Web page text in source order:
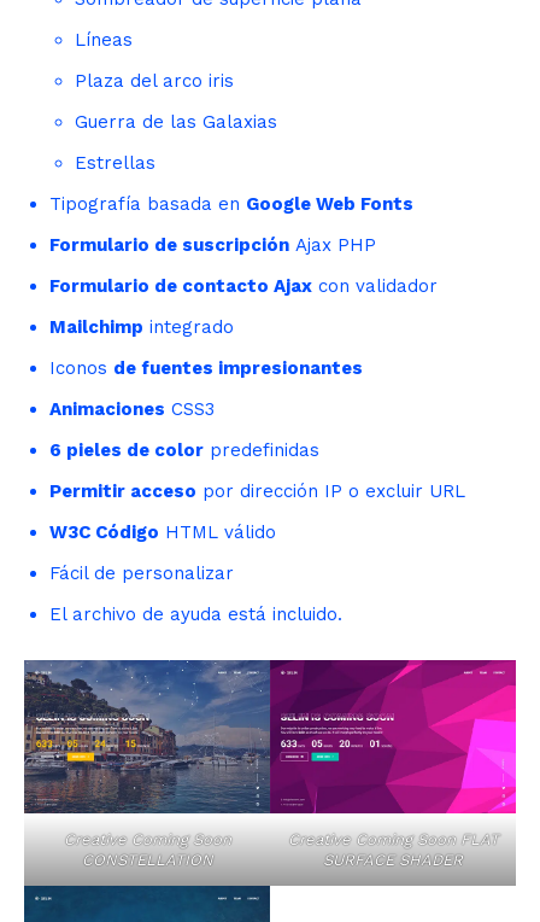
Líneas
Plaza del arco iris
Guerra de las Galaxias
Estrellas
Tipografía basada en Google Web Fonts
Formulario de suscripción Ajax PHP
Formulario de contacto Ajax con validador
Mailchimp integrado
Iconos de fuentes impresionantes
Animaciones CSS3
6 pieles de color predefinidas
Permitir acceso por dirección IP o excluir URL
W3C Código HTML válido
Fácil de personalizar
El archivo de ayuda está incluido.
Creative Coming Soon
CONSTELLATION
Creative Coming Soon FLAT
SURFACE SHADER